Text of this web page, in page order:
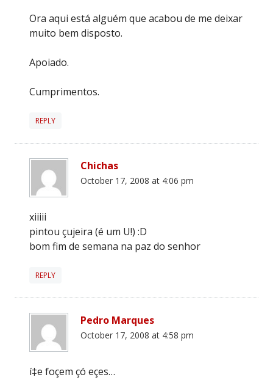
Ora aqui está alguém que acabou de me deixar
muito bem disposto.
Apoiado.
Cumprimentos.
REPLY
Chichas
October 17, 2008 at 4:06 pm
xiiiii
pintou çujeira (é um U!) :D
bom fim de semana na paz do senhor
REPLY
Pedro Marques
October 17, 2008 at 4:58 pm
í‡e foçem çó eçes…